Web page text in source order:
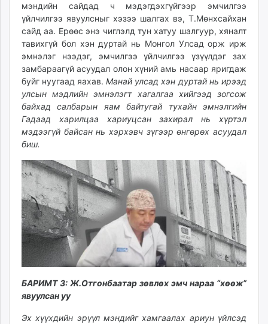
мэндийн сайдад ч мэдэгдэхгүйгээр эмчилгээ
үйлчилгээ явуулсныг хэзээ шалгах вэ, Т.Мөнхсайхан
сайд аа. Ерөөс энэ чиглэлд тун хатуу шалгуур, хяналт
тавихгүй бол хэн дуртай нь Монгол Улсад орж ирж
эмнэлэг нээдэг, эмчилгээ үйлчилгээ үзүүлдэг зах
замбараагүй асуудал олон хүний амь насаар яригдаж
буйг нуугаад яахав. Манай улсад хэн дуртай нь ирээд
улсын мэдлийн эмнэлэгт хагалгаа хийгээд зогсож
байхад салбарын яам байтугай тухайн эмнэлгийн
Гадаад харилцаа хариуцсан захирал нь хүртэл
мэдээгүй байсан нь хэрхэвч зүгээр өнгөрөх асуудал
биш.
БАРИМТ 3: Ж.Отгонбаатар зөвлөх эмч нараа “хөөж”
явуулсан уу
Эх хүүхдийн эрүүл мэндийг хамгаалах ариун үйлсэд